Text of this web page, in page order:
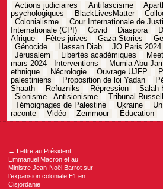
Actions judiciaires Antifascisme
psychologiques
BlackLivesMatter
Colonialisme
Cour Internationale de
Internationale (CPI)
Covid Diaspora
Afrique
Fêtes juives Gaza Stories
Génocide
Hassan Diab JO Paris 2024
Jérusalem
Libertés académiques
mars 2024 - Interventions
Mumia Abu-
ethnique
Nécrologie Ouvrage UJFP
palestiniens
Proposition de loi Yadan
Shaath
Refuzniks Répression Salah
Sionisme - Antisionisme
Tribunal
Témoignages de Palestine
Ukraine
raconte
Vidéo Zemmour Éducation
Navigation
← Lettre au Président
Emmanuel Macron et au
Ministre Jean-Noël Barrot sur
l’expansion coloniale E1 en
Cisjordanie